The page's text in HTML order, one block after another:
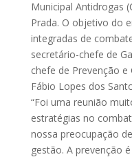
Municipal Antidrogas
Prada. O objetivo do
integradas de
secretário-chefe de
chefe de Prevenção
Fábio Lopes dos
“Foi uma reunião
estratégias no
nossa preocupação
gestão. A prevenção